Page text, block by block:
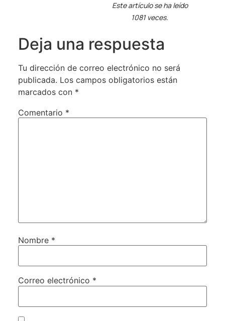
Este artículo se ha leído
1081 veces.
Deja una respuesta
Tu dirección de correo electrónico no será
publicada. Los campos obligatorios están
marcados con *
Comentario *
Nombre *
Correo electrónico *